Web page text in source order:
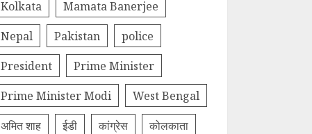
Kolkata
Mamata Banerjee
Nepal
Pakistan
police
President
Prime Minister
Prime Minister Modi
West Bengal
अमित शाह
ईडी कांग्रेस
कोलकाता